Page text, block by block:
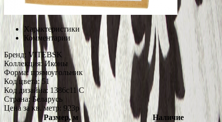
Характеристики
Комментарии
Бренд: VITEBSK
Коллекция: Иконы
Форма:прямоугольник
Код цвета:51
Код дизайна: 1386c11 C
Страна: Беларусь
Цена за кв. метр: 923p
Размер, м
Наличие